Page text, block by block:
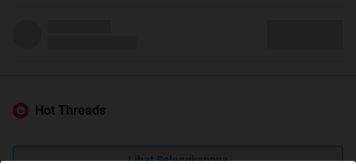
Hot Threads
Lihat Selengkapnya